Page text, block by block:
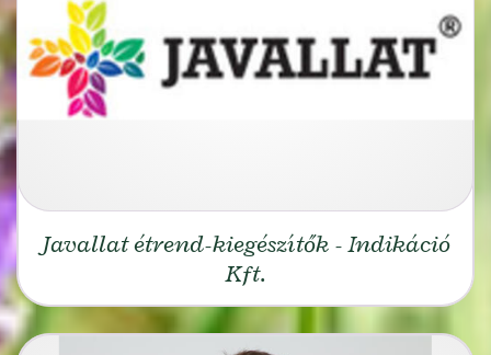
Javallat étrend-kiegészítők - Indikáció
Kft.